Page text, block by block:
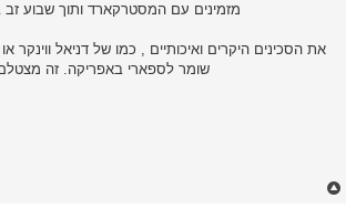
מזמינים עם המסטרקארד ותוך שבוע
את הסכינים היקרים ואיכותיים , כמו של דניאל ווינקר
שומר לספארי באפריקה. זה מצטלם